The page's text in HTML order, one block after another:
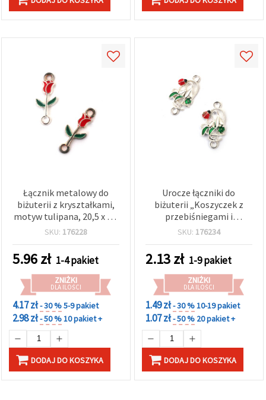
Łącznik metalowy do
biżuterii z kryształkami,
motyw tulipana, 20,5 x 9 x
2 mm, otwór: 2 mm, kolor
SKU: 176228
5.96zł 1-4 pakiet
ZNIŻKI
DLA ILOŚCI
4.17 zł- 30 %5-9 pakiet
2.98 zł- 50 %10 pakiet +
DODAJ DO KOSZYKA
Urocze łączniki do
biżuterii „Koszyczek z
przebiśniegami i
biedronką”, w kolorze
otwór 2 mm – 2 szt., do
biżuterii DIY inspirowanej
naturą
SKU: 176234
2.13zł 1-9 pakiet
ZNIŻKI
DLA ILOŚCI
1.49 zł- 30 %10-19 pakiet
1.07 zł- 50 % 20 pakiet +
DODAJ DO KOSZYKA